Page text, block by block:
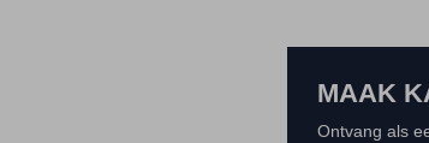
MAAK
Ontvang als